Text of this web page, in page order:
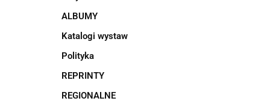
ALBUMY
Katalogi wystaw
Polityka
REPRINTY
REGIONALNE